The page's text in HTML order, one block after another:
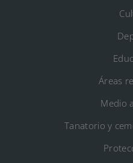
Áreas
Medio
Tanatorio y